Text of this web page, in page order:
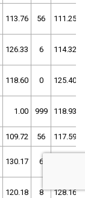
113.76 56 111.25
126.33 6 114.32
118.60 0 125.40
1.00 999 118.93
109.72 56 117.59
130.17 6
120.18 8 128.16